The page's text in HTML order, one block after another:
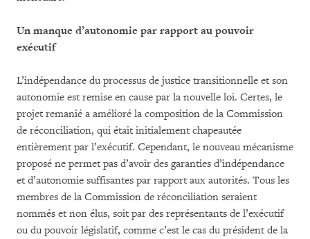
Un manque d’autonomie par rapport au pouvoir
exécutif
L’indépendance du processus de justice transitionnelle et son
autonomie est remise en cause par la nouvelle loi. Certes, le
projet remanié a amélioré la composition de la Commission
de réconciliation, qui était initialement chapeautée
entièrement par l’exécutif. Cependant, le nouveau mécanisme
proposé ne permet pas d’avoir des garanties d’indépendance
et d’autonomie suffisantes par rapport aux autorités. Tous les
membres de la Commission de réconciliation seraient
nommés et non élus, soit par des représentants de l’exécutif
ou du pouvoir législatif, comme c’est le cas du président de la